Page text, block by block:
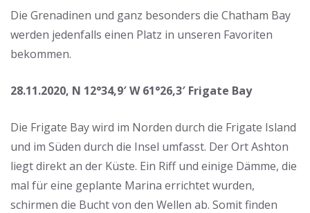
Die Grenadinen und ganz besonders die Chatham Bay
werden jedenfalls einen Platz in unseren Favoriten
bekommen.
28.11.2020, N 12°34,9′ W 61°26,3′ Frigate Bay
Die Frigate Bay wird im Norden durch die Frigate Island
und im Süden durch die Insel umfasst. Der Ort Ashton
liegt direkt an der Küste. Ein Riff und einige Dämme, die
mal für eine geplante Marina errichtet wurden,
schirmen die Bucht von den Wellen ab. Somit finden